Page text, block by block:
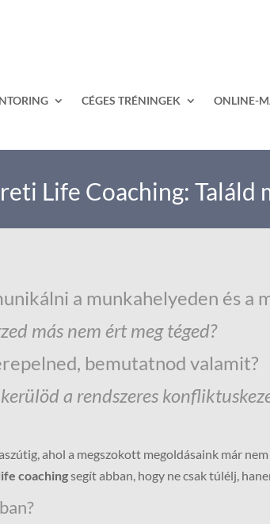
CÉGES TRÉNINGEK ONLINE-
Life Coaching: Találd
a munkahelyeden és a
más nem ért meg téged?
bemutatnod valamit?
a rendszeres
ahol a megszokott megoldásaink már
coachingsegít abban, hogy ne csak túlélj,